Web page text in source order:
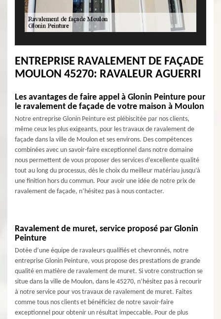
ENTREPRISE RAVALEMENT DE FAÇADE
MOULON 45270: RAVALEUR AGUERRI
Les avantages de faire appel à Glonin Peinture pour
le ravalement de façade de votre maison à Moulon
Notre entreprise Glonin Peinture est plébiscitée par nos clients,
même ceux les plus exigeants, pour les travaux de ravalement de
façade dans la ville de Moulon et ses environs. Des compétences
combinées avec un savoir-faire exceptionnel dans notre domaine
nous permettent de vous proposer des services d’excellente qualité
tout au long du processus, dès le choix du meilleur matériau jusqu’à
une finition hors du commun. Pour avoir une idée de notre prix de
ravalement de façade, n’hésitez pas à nous contacter.
Ravalement de muret, service proposé par Glonin
Peinture
Dotée d’une équipe de ravaleurs qualifiés et chevronnés, notre
entreprise Glonin Peinture, vous propose des prestations de grande
qualité en matière de ravalement de muret. Si votre construction se
situe dans la ville de Moulon, dans le 45270, n’hésitez pas à recourir
à notre service pour vos travaux de ravalement de muret. Faites
comme tous nos clients et bénéficiez de notre savoir-faire
exceptionnel pour obtenir un résultat impeccable. Pour de plus